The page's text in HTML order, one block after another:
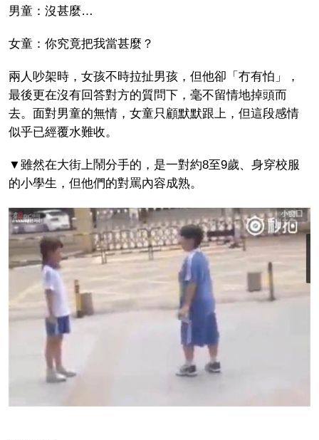
男童：沒甚麼…
女童：你究竟把我當甚麼？
兩人吵架時，女孩不時拉扯男孩，但他卻「冇有怕」，
最後更在沒有回答對方的質問下，毫不留情地掉頭而
去。面對男童的無情，女童只顧默默跟上，但這段感情
似乎已經覆水難收。
▼雖然在大街上鬧分手的，是一對約8至9歲、身穿校服
的小學生，但他們的對罵內容成熟。